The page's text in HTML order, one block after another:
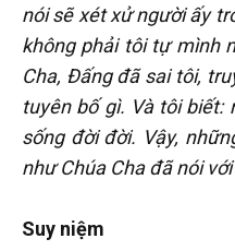
nói sẽ xét xử người ấy
không phải tôi tự mình
Cha, Đấng đã sai tôi,
tuyên bố gì. Và tôi biết:
sống đời đời. Vậy,
như Chúa Cha đã nói
Suy niệm